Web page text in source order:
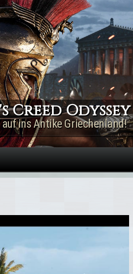
zum Inhalt
Creed Rogue
PS4 & Xbox One!